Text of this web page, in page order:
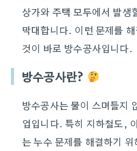
상가와 주택 모두에서 발생
막대합니다. 이런 문제를
것이 바로 방수공사입니다.
방수공사란?
방수공사는 물이 스며들지
업입니다. 특히 지하철도,
는 누수 문제를 해결하기